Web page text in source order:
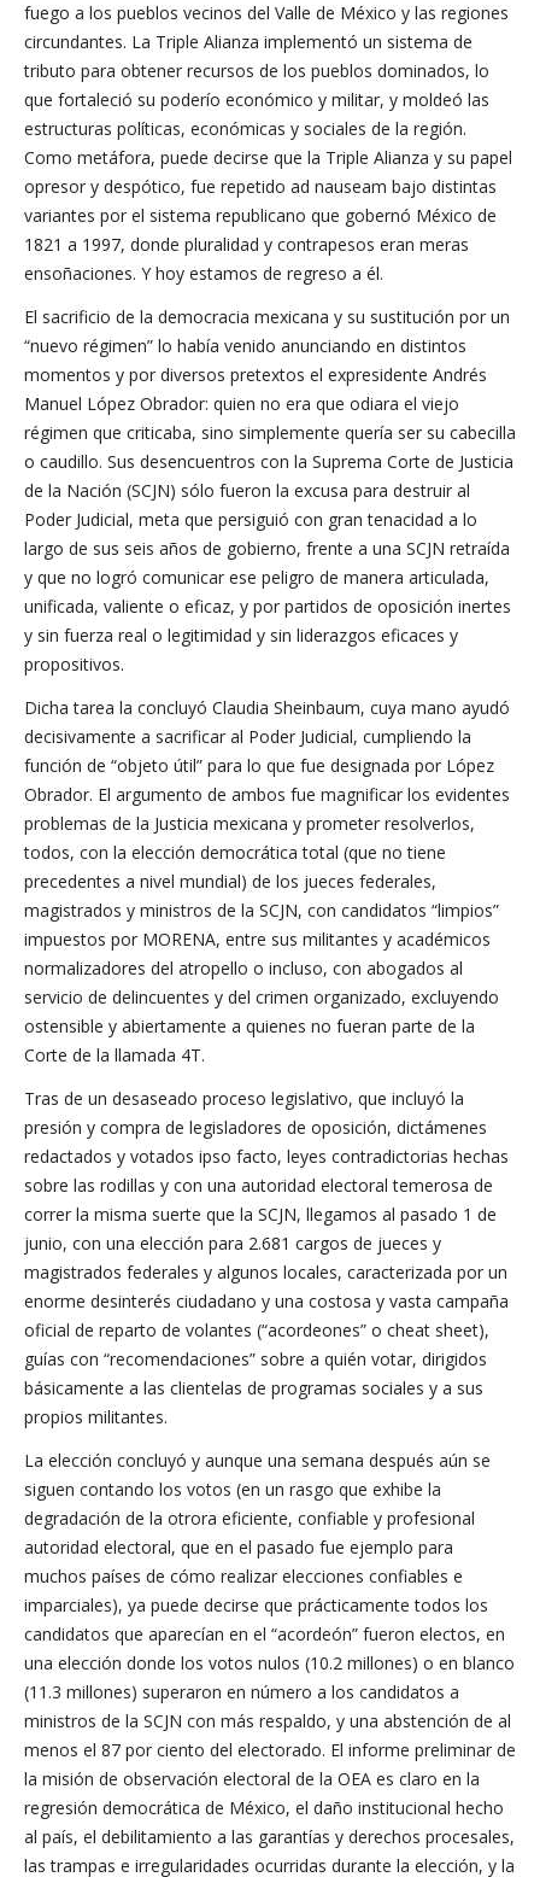
fuego a los pueblos vecinos del Valle de México y las regiones
circundantes. La Triple Alianza implementó un sistema de
tributo para obtener recursos de los pueblos dominados, lo
que fortaleció su poderío económico y militar, y moldeó las
estructuras políticas, económicas y sociales de la región.
Como metáfora, puede decirse que la Triple Alianza y su papel
opresor y despótico, fue repetido ad nauseam bajo distintas
variantes por el sistema republicano que gobernó México de
1821 a 1997, donde pluralidad y contrapesos eran meras
ensoñaciones. Y hoy estamos de regreso a él.
El sacrificio de la democracia mexicana y su sustitución por un
“nuevo régimen” lo había venido anunciando en distintos
momentos y por diversos pretextos el expresidente Andrés
Manuel López Obrador: quien no era que odiara el viejo
régimen que criticaba, sino simplemente quería ser su cabecilla
o caudillo. Sus desencuentros con la Suprema Corte de Justicia
de la Nación (SCJN) sólo fueron la excusa para destruir al
Poder Judicial, meta que persiguió con gran tenacidad a lo
largo de sus seis años de gobierno, frente a una SCJN retraída
y que no logró comunicar ese peligro de manera articulada,
unificada, valiente o eficaz, y por partidos de oposición inertes
y sin fuerza real o legitimidad y sin liderazgos eficaces y
propositivos.
Dicha tarea la concluyó Claudia Sheinbaum, cuya mano ayudó
decisivamente a sacrificar al Poder Judicial, cumpliendo la
función de “objeto útil” para lo que fue designada por López
Obrador. El argumento de ambos fue magnificar los evidentes
problemas de la Justicia mexicana y prometer resolverlos,
todos, con la elección democrática total (que no tiene
precedentes a nivel mundial) de los jueces federales,
magistrados y ministros de la SCJN, con candidatos “limpios”
impuestos por MORENA, entre sus militantes y académicos
normalizadores del atropello o incluso, con abogados al
servicio de delincuentes y del crimen organizado, excluyendo
ostensible y abiertamente a quienes no fueran parte de la
Corte de la llamada 4T.
Tras de un desaseado proceso legislativo, que incluyó la
presión y compra de legisladores de oposición, dictámenes
redactados y votados ipso facto, leyes contradictorias hechas
sobre las rodillas y con una autoridad electoral temerosa de
correr la misma suerte que la SCJN, llegamos al pasado 1 de
junio, con una elección para 2.681 cargos de jueces y
magistrados federales y algunos locales, caracterizada por un
enorme desinterés ciudadano y una costosa y vasta campaña
oficial de reparto de volantes (“acordeones” o cheat sheet),
guías con “recomendaciones” sobre a quién votar, dirigidos
básicamente a las clientelas de programas sociales y a sus
propios militantes.
La elección concluyó y aunque una semana después aún se
siguen contando los votos (en un rasgo que exhibe la
degradación de la otrora eficiente, confiable y profesional
autoridad electoral, que en el pasado fue ejemplo para
muchos países de cómo realizar elecciones confiables e
imparciales), ya puede decirse que prácticamente todos los
candidatos que aparecían en el “acordeón” fueron electos, en
una elección donde los votos nulos (10.2 millones) o en blanco
(11.3 millones) superaron en número a los candidatos a
ministros de la SCJN con más respaldo, y una abstención de al
menos el 87 por ciento del electorado. El informe preliminar de
la misión de observación electoral de la OEA es claro en la
regresión democrática de México, el daño institucional hecho
al país, el debilitamiento a las garantías y derechos procesales,
las trampas e irregularidades ocurridas durante la elección, y la